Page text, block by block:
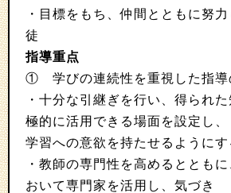
・目標をもち、仲間とともに努
徒
指導重点
① 学びの連続性を重視した指導
・十分な引継ぎを行い、得られ
極的に活用できる場面を設定し、
学習への意欲を持たせるようにす
・教師の専門性を高めるととも
おいて専門家を活用し、気づき